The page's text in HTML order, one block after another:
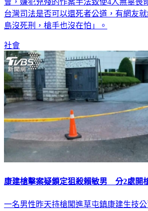
會，嫌犯兇殘的作案手法致使4人無辜喪
台灣司法是否可以還死者公道，有網友
島沒死刑，槍手也沒在怕」。
社會
康建槍擊案疑鎖定狙殺賴敏男 分2處開
一名男性昨天持槍闖進草屯鎮康建生技